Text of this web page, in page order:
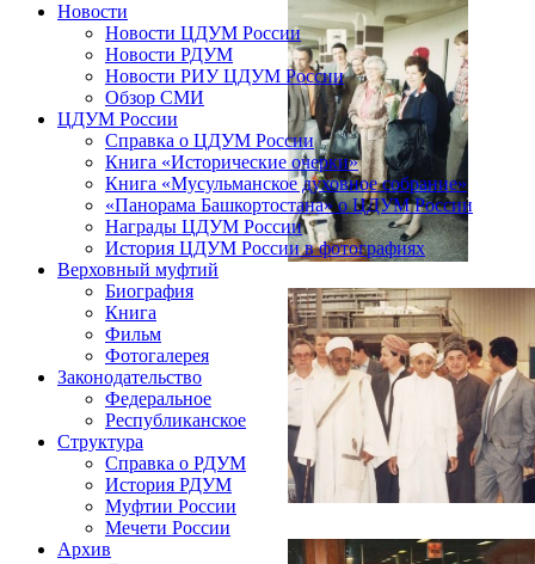
Новости
Новости ЦДУМ России
Новости РДУМ
Новости РИУ ЦДУМ России
Обзор СМИ
ЦДУМ России
Справка о ЦДУМ России
Книга «Исторические очерки»
Книга «Мусульманское духовное собрание»
«Панорама Башкортостана» о ЦДУМ России
Награды ЦДУМ России
История ЦДУМ России в фотографиях
Верховный муфтий
Биография
Книга
Фильм
Фотогалерея
Законодательство
Федеральное
Республиканское
Структура
Справка о РДУМ
История РДУМ
Муфтии России
Мечети России
Архив